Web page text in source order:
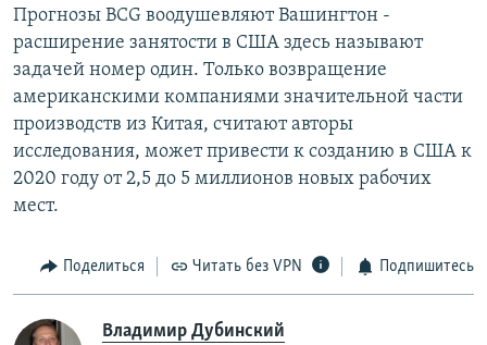
Прогнозы BCG воодушевляют Вашингтон -
расширение занятости в США здесь называют
задачей номер один. Только возвращение
американскими компаниями значительной части
производств из Китая, считают авторы
исследования, может привести к созданию в США к
2020 году от 2,5 до 5 миллионов новых рабочих
мест.
Поделиться Читать без VPN Подпишитесь
Владимир Дубинский